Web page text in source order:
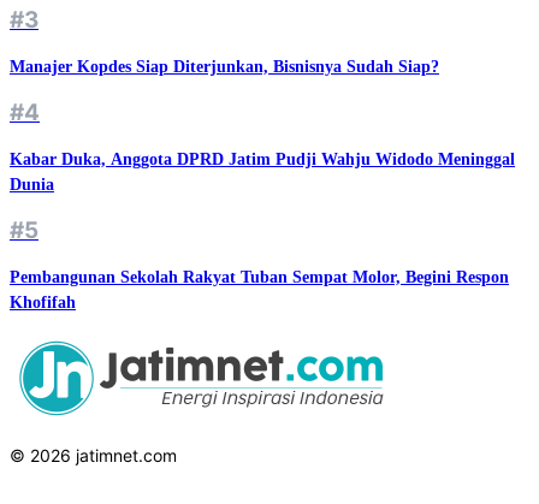
#3
Manajer Kopdes Siap Diterjunkan, Bisnisnya Sudah Siap?
#4
Kabar Duka, Anggota DPRD Jatim Pudji Wahju Widodo Meninggal
Dunia
#5
Pembangunan Sekolah Rakyat Tuban Sempat Molor, Begini Respon
Khofifah
© 2026 jatimnet.com